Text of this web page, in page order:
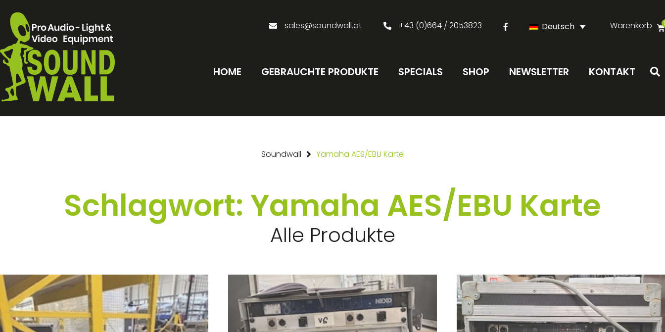
sales@soundwall.at +43 (0)664 / 2053823 Deutsch Warenkorb
HOME GEBRAUCHTE PRODUKTE SPECIALS SHOP NEWSLETTER KONTAKT
Soundwall Yamaha AES/EBU Karte
Schlagwort: Yamaha AES/EBU Karte
Alle Produkte